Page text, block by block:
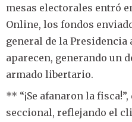
mesas electorales entró
Online, los fondos
general de la Presidencia
aparecen, generando un
armado libertario.
** “¡Se afanaron la
seccional, reflejando el